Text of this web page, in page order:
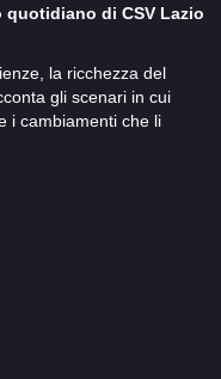
di CSV Lazio
la ricchezza del
gli scenari in cui
i cambiamenti che li